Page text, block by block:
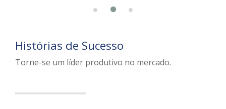
Histórias de Sucesso
Torne-se um líder produtivo no mercado.